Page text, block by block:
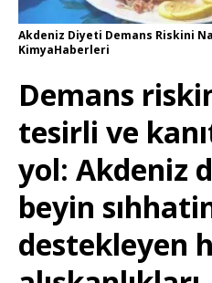
Akdeniz Diyeti Demans Riskini
KimyaHaberleri
Demans
tesirli ve
yol: Akdeniz
beyin
destekleyen